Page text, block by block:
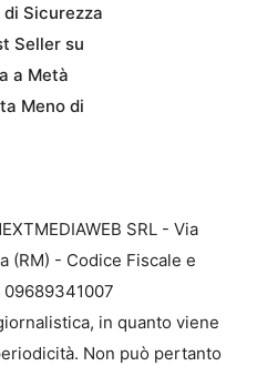
Sicurezza
Seller su
a Metà
Meno di
SRL - Via
(RM) - Codice Fiscale e
09689341007
in quanto viene
Non può pertanto